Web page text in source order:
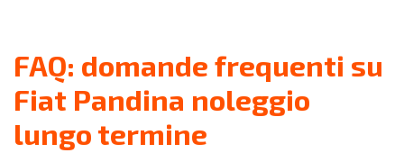
FAQ: domande frequenti su
Fiat Pandina noleggio
lungo termine